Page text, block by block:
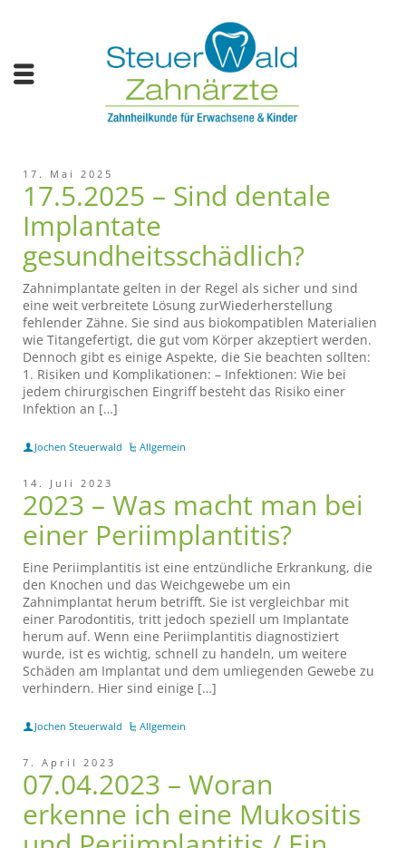
17. Mai 2025
17.5.2025 – Sind dentale
Implantate
gesundheitsschädlich?
Zahnimplantate gelten in der Regel als sicher und sind
eine weit verbreitete Lösung zurWiederherstellung
fehlender Zähne. Sie sind aus biokompatiblen Materialien
wie Titangefertigt, die gut vom Körper akzeptiert werden.
Dennoch gibt es einige Aspekte, die Sie beachten sollten:
1. Risiken und Komplikationen: – Infektionen: Wie bei
jedem chirurgischen Eingriff besteht das Risiko einer
Infektion an […]
Jochen Steuerwald Allgemein
14. Juli 2023
2023 – Was macht man bei
einer Periimplantitis?
Eine Periimplantitis ist eine entzündliche Erkrankung, die
den Knochen und das Weichgewebe um ein
Zahnimplantat herum betrifft. Sie ist vergleichbar mit
einer Parodontitis, tritt jedoch speziell um Implantate
herum auf. Wenn eine Periimplantitis diagnostiziert
wurde, ist es wichtig, schnell zu handeln, um weitere
Schäden am Implantat und dem umliegenden Gewebe zu
verhindern. Hier sind einige […]
Jochen Steuerwald Allgemein
7. April 2023
07.04.2023 – Woran
erkenne ich eine Mukositis